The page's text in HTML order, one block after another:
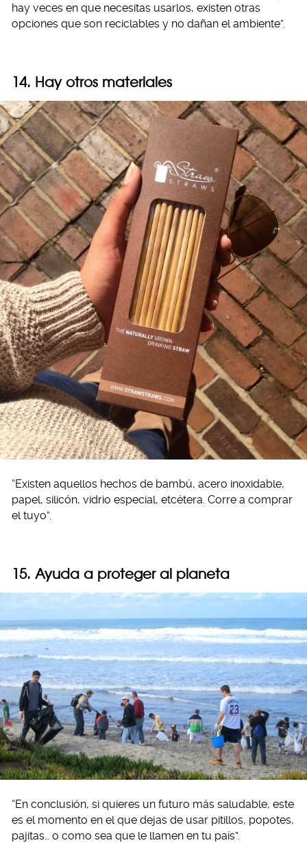
hay veces en que necesitas usarlos, existen otras
opciones que son reciclables y no dañan el ambiente”.
14. Hay otros materiales
“Existen aquellos hechos de bambú, acero inoxidable,
papel, silicón, vidrio especial, etcétera. Corre a comprar
el tuyo”.
15. Ayuda a proteger al planeta
“En conclusión, si quieres un futuro más saludable, este
es el momento en el que dejas de usar pitillos, popotes,
pajitas… o como sea que le llamen en tu país”.